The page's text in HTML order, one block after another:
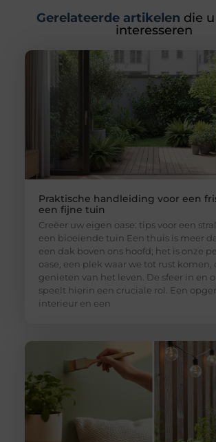
Gerelateerde artikelen die
interesseren
Praktische handleiding voor een
een fijne tuin
Creëer uw eigen oase: tips voor een
een bloeiende tuin Een thuis is meer
een dak boven ons hoofd; het is onze
oase, een plek waar we tot rust komen,
genieten van het leven. De sfeer in en
speelt hierin een cruciale rol. Een
interieur en een